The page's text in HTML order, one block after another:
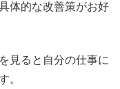
体的な改善策がお好
見ると自分の仕事に
。